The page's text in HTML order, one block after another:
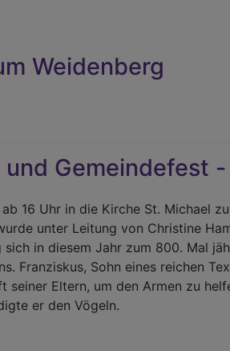
Weidenberg
und Gemeindefest
16 Uhr in die Kirche St. Michael
unter Leitung von Christine
sich in diesem Jahr zum 800. Mal
Franziskus, Sohn eines reichen
seiner Eltern, um den Armen zu
er den Vögeln.